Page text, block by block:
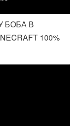
БОБА В
100%